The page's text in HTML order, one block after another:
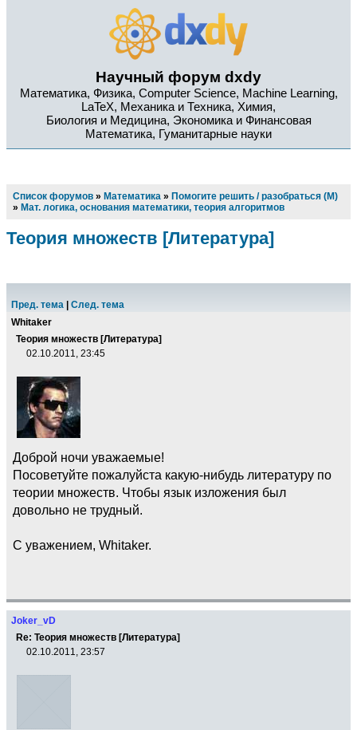
Научный форум dxdy
Математика, Физика, Computer Science, Machine Learning,
LaTeX, Механика и Техника, Химия,
Биология и Медицина, Экономика и Финансовая
Математика, Гуманитарные науки
Список форумов » Математика » Помогите решить / разобраться (М)
» Мат. логика, основания математики, теория алгоритмов
Теория множеств [Литература]
Пред. тема
След. тема
Whitaker
Теория множеств [Литература]
02.10.2011, 23:45
Доброй ночи уважаемые!
Посоветуйте пожалуйста какую-нибудь литературу по
теории множеств. Чтобы язык изложения был
довольно не трудный.
С уважением, Whitaker.
Joker_vD
Re: Теория множеств [Литература]
02.10.2011, 23:57